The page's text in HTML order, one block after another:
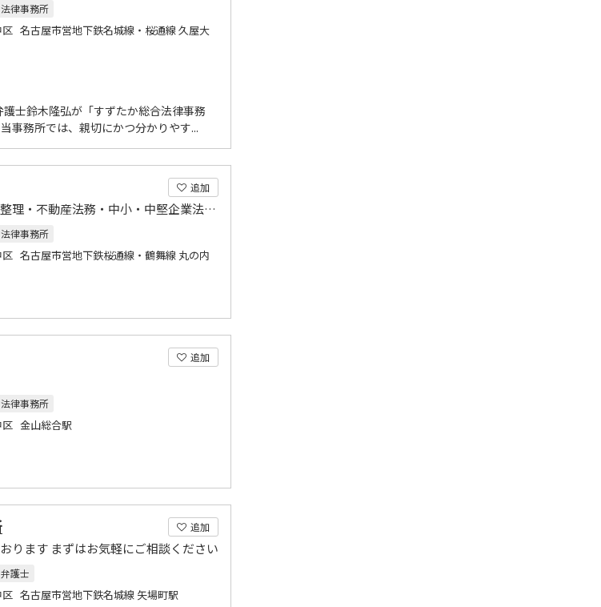
法律事務所
名古屋市営地下鉄名城線・桜通線 久屋大
士鈴木隆弘が「すずたか総合法律事務
事務所では、親切にかつ分かりやす...
追加
相続・離婚・交通事故・債務整理・不動産法務・中小・中堅企業法務に特化しています
法律事務所
名古屋市営地下鉄桜通線・鶴舞線 丸の内
追加
法律事務所
区 金山総合駅
追加
ります まずはお気軽にご相談ください
弁護士
名古屋市営地下鉄名城線 矢場町駅